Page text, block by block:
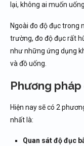
lại, không ai muốn
Ngoài đo độ đục trong
trường, đo độ đục rất
như những ứng dụng
và đồ uống.
Phương
Hiện nay sẽ có 2
nhất là:
Quan sát độ đục